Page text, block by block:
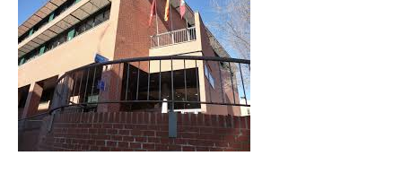
Butarque